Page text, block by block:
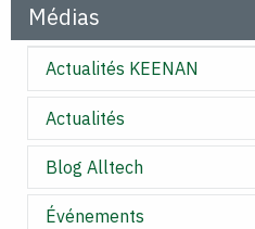
Médias
Actualités KEENAN
Actualités
Blog Alltech
Événements